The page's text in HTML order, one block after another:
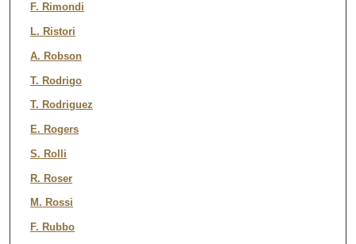
F. Rimondi
L. Ristori
A. Robson
T. Rodrigo
T. Rodriguez
E. Rogers
S. Rolli
R. Roser
M. Rossi
F. Rubbo